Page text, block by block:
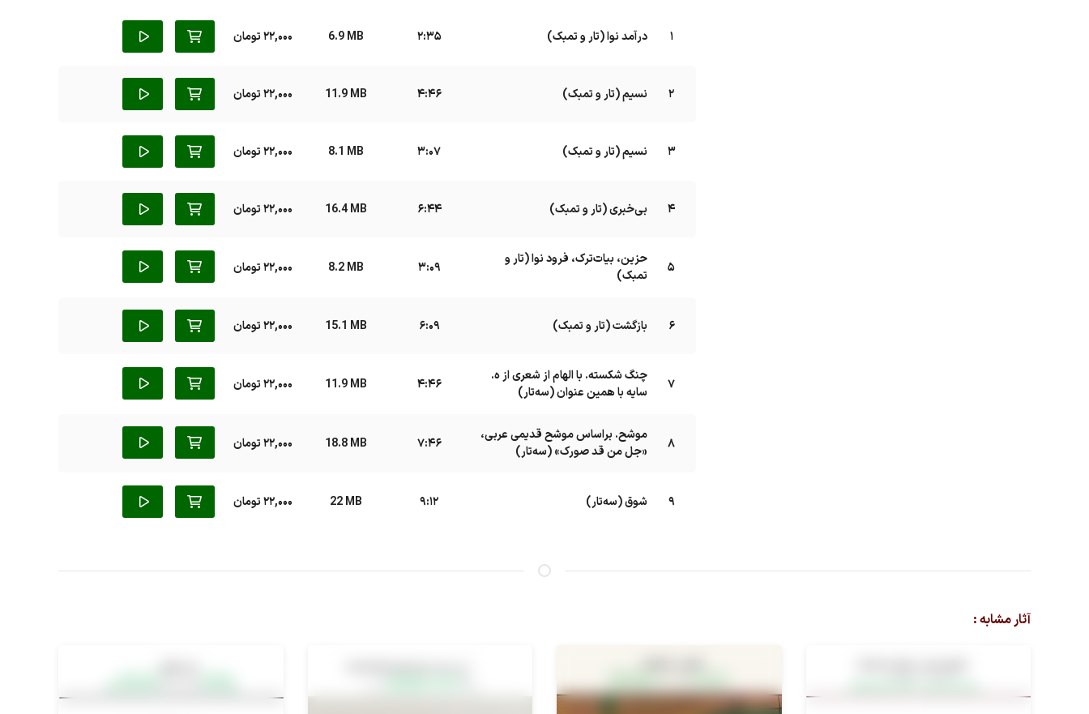
1 درآمد نوا (تار و تمبک) 2:35
6.9 MB 22,000 تومان
2 نسیم (تار و تمبک) 4:46
11.9 MB 22,000 تومان
3 نسیم (تار و تمبک) 3:07
8.1 MB 22,000 تومان
4 بی‌خبری (تار و تمبک) 6:44
16.4 MB 22,000 تومان
5
حزین، بیات‌ترک، فرود نوا (تار و
تمبک)
3:09
8.2 MB 22,000 تومان
6 بازگشت (تار و تمبک) 6:09
15.1 MB 22,000 تومان
7
چنگ شکسته. با الهام از شعری از ه.
سایه با همین عنوان (سه‌تار)
4:46
11.9 MB 22,000 تومان
8
موشح. براساس موشح قدیمی عربی،
«جل من قد صورک» (سه‌تار)
7:46
18.8 MB 22,000 تومان
9 شوق (سه‌تار) 9:12
22 MB 22,000 تومان
آثار مشابه :